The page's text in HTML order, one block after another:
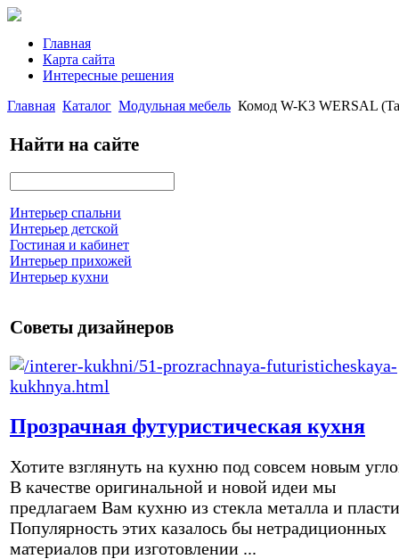
Главная
Карта сайта
Интересные решения
Главная Каталог Модульная мебель Комод W-K3 WERSAL
Найти на сайте
Интерьер спальни
Интерьер детской
Гостиная и кабинет
Интерьер прихожей
Интерьер кухни
Советы дизайнеров
Прозрачная футуристическая кухня
Хотите взглянуть на кухню под совсем новым
В качестве оригинальной и новой идеи мы
предлагаем Вам кухню из стекла металла и
Популярность этих казалось бы нетрадиционных
материалов при изготовлении ...